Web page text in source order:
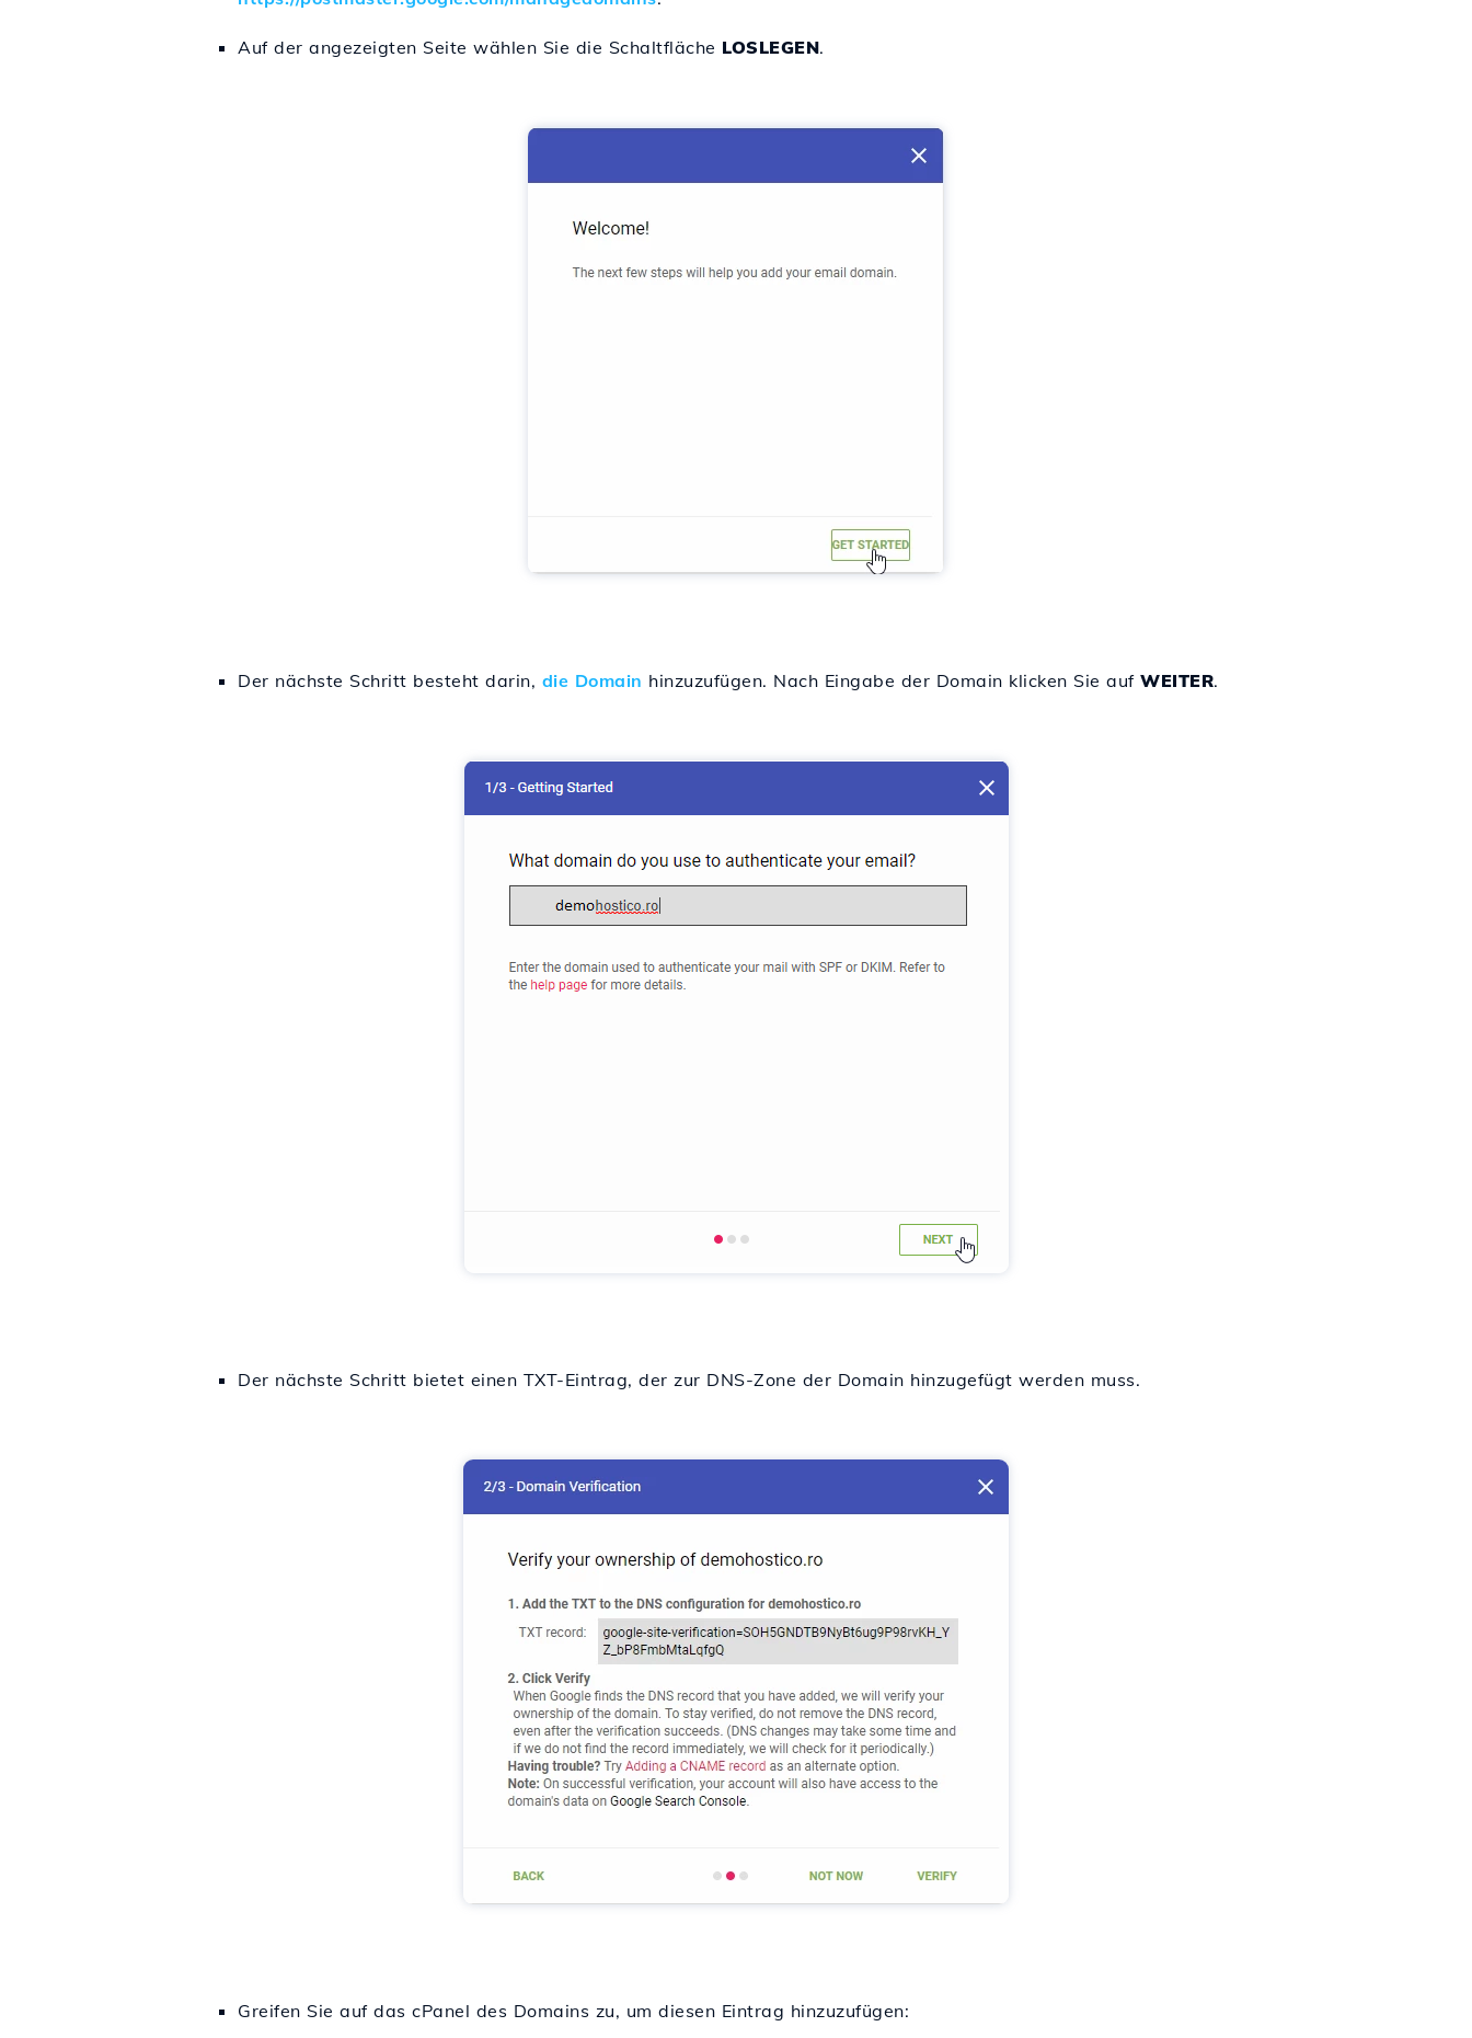
Auf der angezeigten Seite wählen Sie die Schaltfläche LOSLEGEN.
Der nächste Schritt besteht darin, die Domain hinzuzufügen. Nach Eingabe der Domain klicken Sie auf WEITER.
Der nächste Schritt bietet einen TXT-Eintrag, der zur DNS-Zone der Domain hinzugefügt werden muss.
Greifen Sie auf das cPanel des Domains zu, um diesen Eintrag hinzuzufügen: